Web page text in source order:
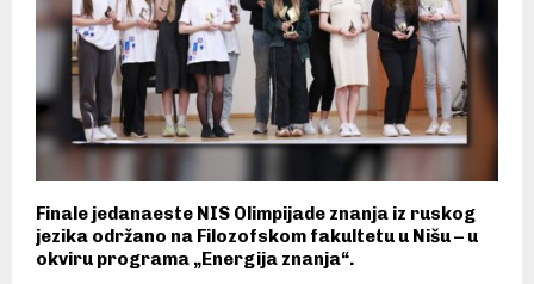
Finale jedanaeste NIS Olimpijade znanja iz ruskog
jezika održano na Filozofskom fakultetu u Nišu – u
okviru programa „Energija znanja“.